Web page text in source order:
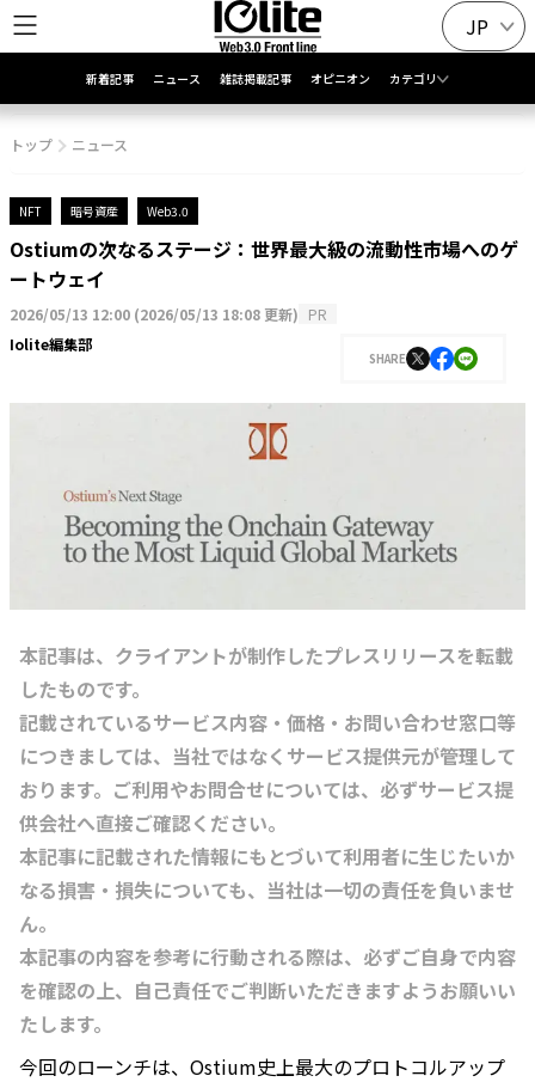
JP
新着記事 ニュース 雑誌掲載記事 オピニオン カテゴリ
トップ ニュース
NFT 暗号資産 Web3.0
Ostiumの次なるステージ：世界最大級の流動性市場へのゲ
ートウェイ
2026/05/13 12:00 (2026/05/13 18:08 更新) PR
Iolite編集部
SHARE
本記事は、クライアントが制作したプレスリリースを転載
したものです。
記載されているサービス内容・価格・お問い合わせ窓口等
につきましては、当社ではなくサービス提供元が管理して
おります。ご利用やお問合せについては、必ずサービス提
供会社へ直接ご確認ください。
本記事に記載された情報にもとづいて利用者に生じたいか
なる損害・損失についても、当社は一切の責任を負いませ
ん。
本記事の内容を参考に行動される際は、必ずご自身で内容
を確認の上、自己責任でご判断いただきますようお願いい
たします。
今回のローンチは、Ostium史上最大のプロトコルアップ